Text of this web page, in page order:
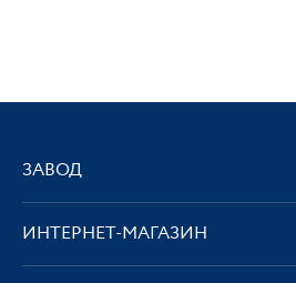
ЗАВОД
ИНТЕРНЕТ-МАГАЗИН